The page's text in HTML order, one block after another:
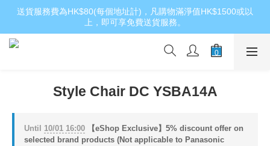
送貨服務費為HK$80(每個地址計)，凡購物滿淨值HK$1500或以
上，即可享免費送貨服務。
Style Chair DC YSBA14A
Until 10/01 16:00 【eShop Exclusive】5% discount offer on
selected brand products (Not applicable to Panasonic